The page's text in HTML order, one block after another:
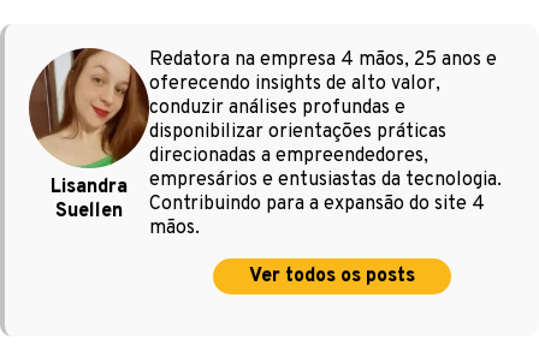
Lisandra
Suellen
Redatora na empresa 4 mãos, 25 anos e
oferecendo insights de alto valor,
conduzir análises profundas e
disponibilizar orientações práticas
direcionadas a empreendedores,
empresários e entusiastas da tecnologia.
Contribuindo para a expansão do site 4
mãos.
Ver todos os posts